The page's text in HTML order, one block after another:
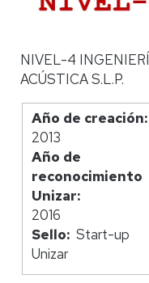
NIVEL-4
ACÚSTICA S.L.P.
Año de creación
2013
Año de
reconocimiento
Unizar
2016
Sello Start-up
Unizar